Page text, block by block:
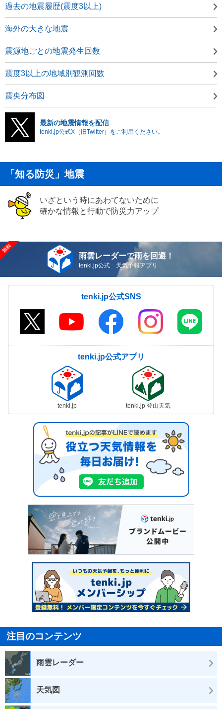
過去の地震履歴(震度3以上)
海外の大きな地震
震源地ごとの地震発生回数
震度3以上の地域別観測回数
震央分布図
最新の地震情報を配信
tenki.jp公式X（旧Twitter）をご利用ください。
「知る防災」地震
いざという時にあわてないために
確かな情報と行動で防災力アップ
雨雲レーダーで雨を回避！
tenki.jp公式 天気予報アプリ
tenki.jp公式SNS
tenki.jp公式アプリ
tenki.jp tenki.jp 登山天気
注目のコンテンツ
雨雲レーダー
天気図